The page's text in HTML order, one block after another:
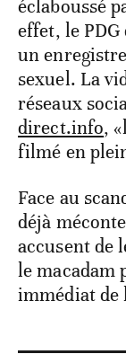
éclaboussé
effet, le
un
sexuel. La
réseaux
direct.info,
filmé en
Face au
déjà
accusent de
le macadam
immédiat